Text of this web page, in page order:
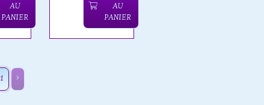
AU
PANIER
AU
PANIER
1